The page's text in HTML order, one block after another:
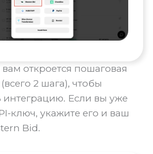
вам откроется пошаговая
2 шага), чтобы
интеграцию. Если вы уже
ключ, укажите его и ваш
Bid.